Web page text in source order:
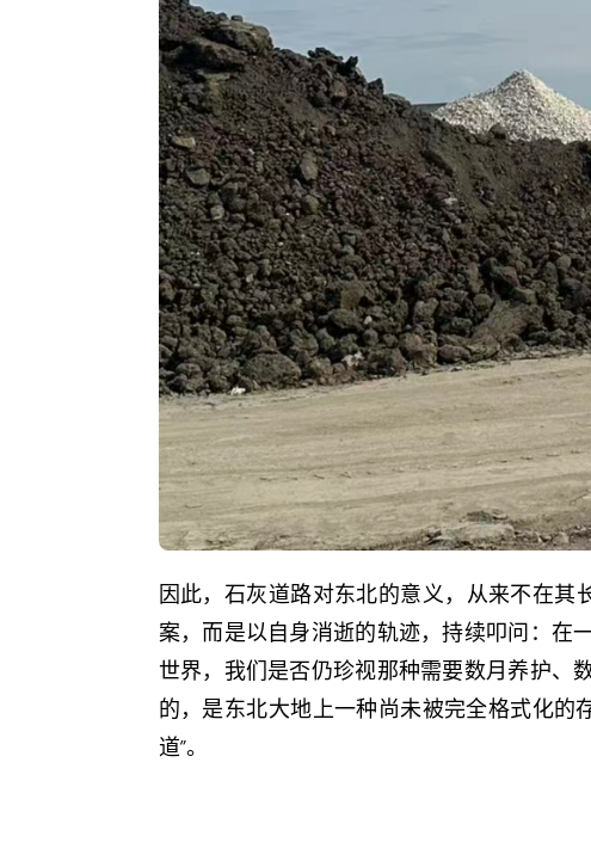
因此，石灰道路对东北的意义，从来不在其
案，而是以自身消逝的轨迹，持续叩问：在
世界，我们是否仍珍视那种需要数月养护、
的，是东北大地上一种尚未被完全格式化的
道”。